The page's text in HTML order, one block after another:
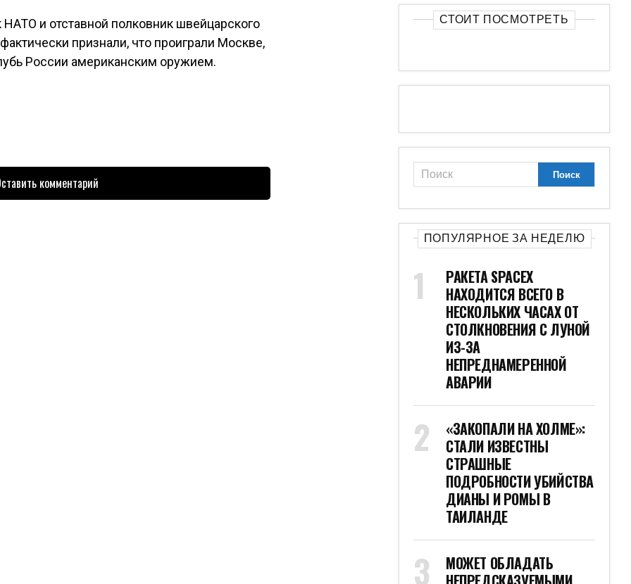
и отставной полковник швейцарского
признали, что проиграли Москве,
России американским оружием.
комментарий
СТОИТ ПОСМОТРЕТЬ
ПОПУЛЯРНОЕ ЗА НЕДЕЛЮ
РАКЕТА SPACEX
НАХОДИТСЯ ВСЕГО В
НЕСКОЛЬКИХ ЧАСАХ ОТ
СТОЛКНОВЕНИЯ С ЛУНОЙ
ИЗ-ЗА
НЕПРЕДНАМЕРЕННОЙ
АВАРИИ
«ЗАКОПАЛИ НА ХОЛМЕ»:
СТАЛИ ИЗВЕСТНЫ
СТРАШНЫЕ
ПОДРОБНОСТИ УБИЙСТВА
ДИАНЫ И РОМЫ В
ТАИЛАНДЕ
МОЖЕТ ОБЛАДАТЬ